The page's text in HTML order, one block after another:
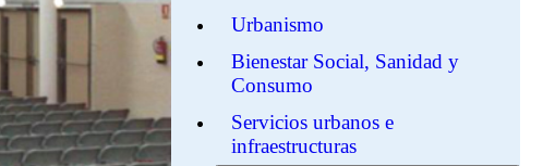
Urbanismo
Bienestar Social, Sanidad y
Consumo
Servicios urbanos e
infraestructuras